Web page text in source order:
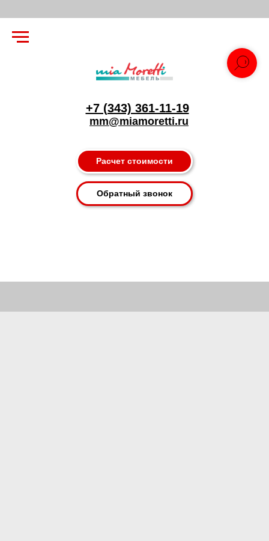
+7 (343) 361-11-19
mm@miamoretti.ru
Расчет стоимости
Обратный звонок